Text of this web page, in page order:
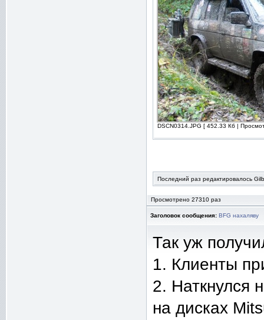
DSCN0314.JPG [ 452.33 Кб |
Последний раз редактировалось
Просмотрено 27310 раз
Заголовок сообщения: BFG нахаляву
Так уж
1. Клиенты
2. Наткнулся
на дисках